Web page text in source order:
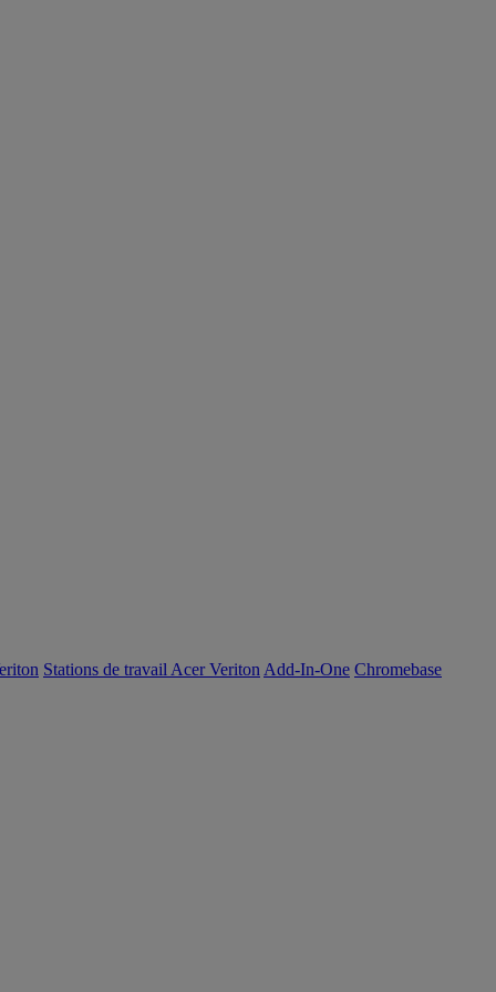
Stations de travail Acer Veriton Add-In-One Chromebase